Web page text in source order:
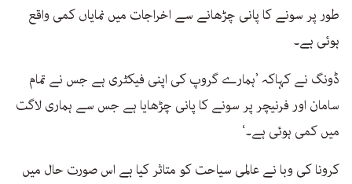
طور پر سونے کا پانی چڑھانے سے اخراجات میں نمایاں کمی واقع
ہوئی ہے۔
ڈونگ نے کہاکہ ’ہمارے گروپ کی اپنی فیکٹری ہے جس نے تمام
سامان اور فرنیچر پر سونے کا پانی چڑھایا ہے جس سے ہماری لاگت
میں کمی ہوئی ہے۔‘
کرونا کی وبا نے عالمی سیاحت کو متاثر کیا ہے اس صورت حال میں